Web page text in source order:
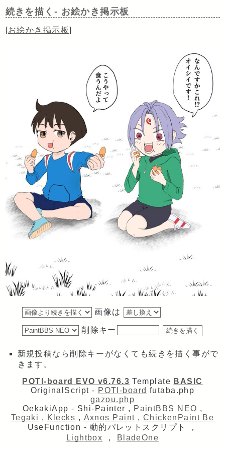
続きを描く- お絵かき掲示板
[お絵かき掲示板]
画像は
削除キー
新規投稿なら削除キーがなくても続きを描く事がで
きます。
POTI-board EVO v6.76.3 Template BASIC
OriginalScript - POTI-board futaba.php
gazou.php
OekakiApp - Shi-Painter , PaintBBS NEO ,
Tegaki , Klecks , Axnos Paint , ChickenPaint Be
UseFunction - 動的パレットスクリプト
，
Lightbox ， BladeOne